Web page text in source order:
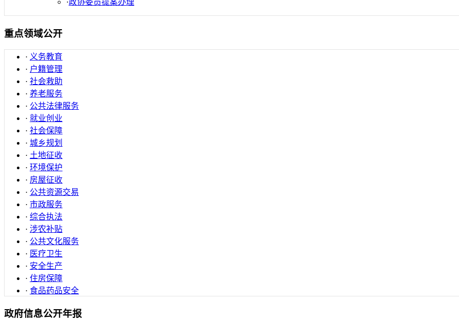
·政协委员提案办理
重点领域公开
· 义务教育
· 户籍管理
· 社会救助
· 养老服务
· 公共法律服务
· 就业创业
· 社会保障
· 城乡规划
· 土地征收
· 环境保护
· 房屋征收
· 公共资源交易
· 市政服务
· 综合执法
· 涉农补贴
· 公共文化服务
· 医疗卫生
· 安全生产
· 住房保障
· 食品药品安全
政府信息公开年报